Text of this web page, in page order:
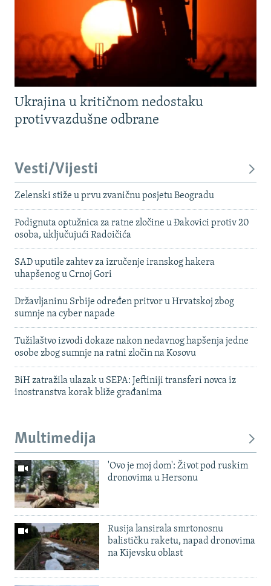
Ukrajina u kritičnom nedostaku
protivvazdušne odbrane
Vesti/Vijesti
Zelenski stiže u prvu zvaničnu posjetu Beogradu
Podignuta optužnica za ratne zločine u Đakovici protiv 20
osoba, uključujući Radoičića
SAD uputile zahtev za izručenje iranskog hakera
uhapšenog u Crnoj Gori
Državljaninu Srbije određen pritvor u Hrvatskoj zbog
sumnje na cyber napade
Tužilaštvo izvodi dokaze nakon nedavnog hapšenja jedne
osobe zbog sumnje na ratni zločin na Kosovu
BiH zatražila ulazak u SEPA: Jeftiniji transferi novca iz
inostranstva korak bliže građanima
Multimedija
'Ovo je moj dom': Život pod ruskim
dronovima u Hersonu
Rusija lansirala smrtonosnu
balističku raketu, napad dronovima
na Kijevsku oblast